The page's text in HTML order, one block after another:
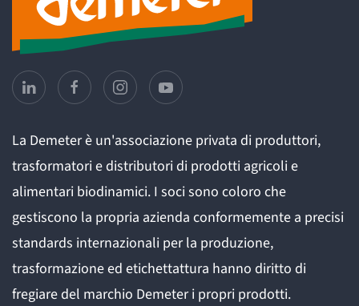
La Demeter è un'associazione privata di produttori,
trasformatori e distributori di prodotti agricoli e
alimentari biodinamici. I soci sono coloro che
gestiscono la propria azienda conformemente a precisi
standards internazionali per la produzione,
trasformazione ed etichettattura hanno diritto di
fregiare del marchio Demeter i propri prodotti.